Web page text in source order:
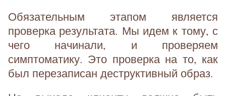
Обязательным этапом является
проверка результата. Мы идем к тому, с
чего начинали, и проверяем
симптоматику. Это проверка на то, как
был перезаписан деструктивный образ.